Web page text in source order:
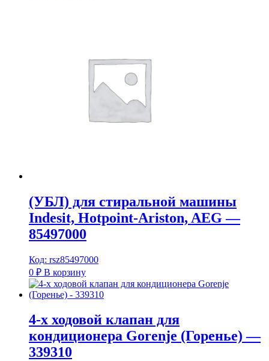
(УБЛ) для стиральной машины
Indesit, Hotpoint-Ariston, AEG —
85497000
Код: rsz85497000
0 ₽ В корзину
4-х ходовой клапан для
кондиционера Gorenje (Горенье) —
339310